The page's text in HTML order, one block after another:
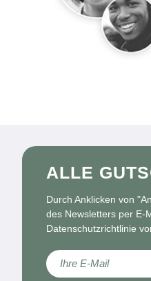
ALLE
Durch Anklicken von
des Newsletters per E-
Datenschutzrichtlinie
Melden Sie sich für unseren